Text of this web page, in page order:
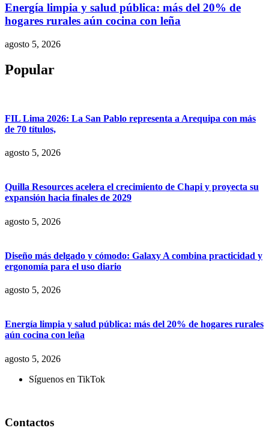
Energía limpia y salud pública: más del 20% de
hogares rurales aún cocina con leña
agosto 5, 2026
Popular
FIL Lima 2026: La San Pablo representa a Arequipa con más
de 70 títulos,
agosto 5, 2026
Quilla Resources acelera el crecimiento de Chapi y proyecta su
expansión hacia finales de 2029
agosto 5, 2026
Diseño más delgado y cómodo: Galaxy A combina practicidad y
ergonomía para el uso diario
agosto 5, 2026
Energía limpia y salud pública: más del 20% de hogares rurales
aún cocina con leña
agosto 5, 2026
Síguenos en TikTok
Contactos